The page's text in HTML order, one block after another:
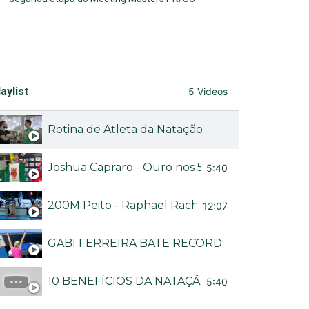
5 Videos
Rotina de Atleta da Natação
Joshua Capraro - Ouro nos 50M livre no
5:40
200M Peito - Raphael Rached no Troféu Brasil
12:07
GABI FERREIRA BATE RECORDE BRASILEIRO
10 BENEFÍCIOS DA NATAÇÃO - CANAL NADA
5:40